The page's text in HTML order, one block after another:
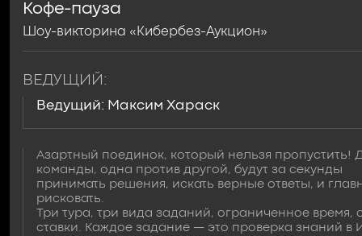
Кофе-пауза
Шоу-викторина «Кибербез-Аукцион»
ВЕДУЩИЙ:
Ведущий: Максим Хараск
Азартный поединок, который нельзя пропустить!
команды, одна против другой, будут за секунды
принимать решения, искать верные ответы, и
рисковать.
Три тура, три вида заданий, ограниченное время,
ставки. Каждое задание — это проверка знаний в